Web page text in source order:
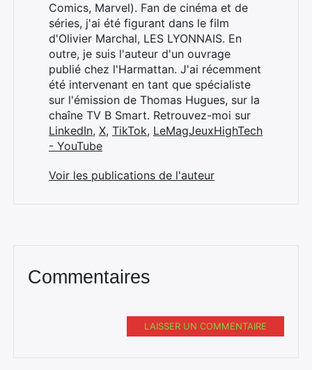
Comics, Marvel). Fan de cinéma et de
séries, j'ai été figurant dans le film
d'Olivier Marchal, LES LYONNAIS. En
outre, je suis l'auteur d'un ouvrage
publié chez l'Harmattan. J'ai récemment
été intervenant en tant que spécialiste
sur l'émission de Thomas Hugues, sur la
chaîne TV B Smart. Retrouvez-moi sur
LinkedIn, X, TikTok, LeMagJeuxHighTech
- YouTube
Voir les publications de l'auteur
Commentaires
LAISSER UN COMMENTAIRE